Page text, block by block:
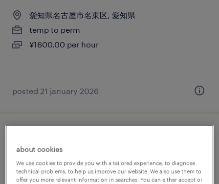
愛知県名古屋市名東区, 愛知県
temp to perm
¥1600.00 per hour
posted 21 january 2026
ピッキング・梱包、検品、その他（倉庫・
軽作業）
about cookies
We use cookies to provide you with a tailored experience, to diagnose
technical problems, to help us improve our website. We also use them to
offer you more relevant information in searches. You can either accept or